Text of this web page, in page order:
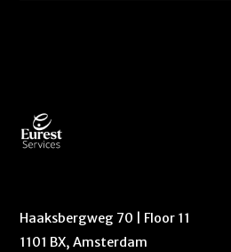
Haaksbergweg 70 | Floor 11
1101 BX, Amsterdam